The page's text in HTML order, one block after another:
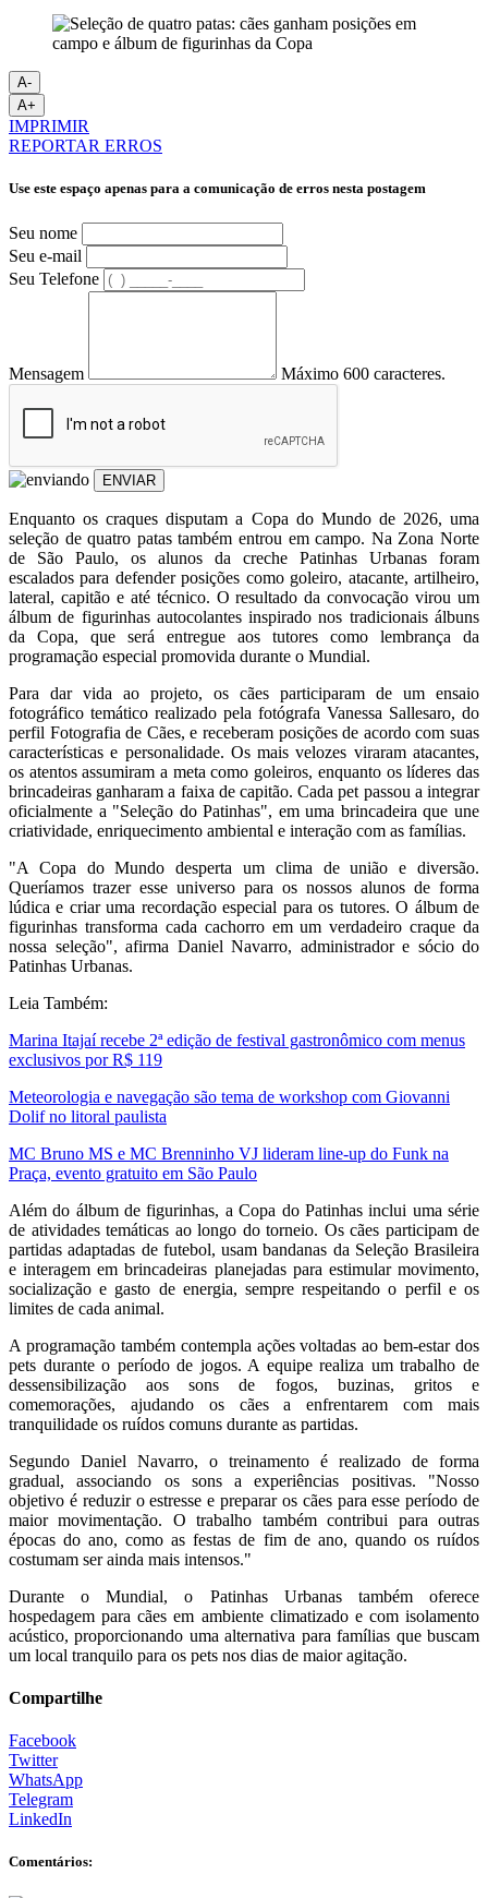
A-
A+
IMPRIMIR
REPORTAR ERROS
Use este espaço apenas para a comunicação de erros nesta postagem
Seu nome
Seu e-mail
Seu Telefone
Mensagem Máximo 600 caracteres.
ENVIAR
Enquanto os craques disputam a Copa do Mundo de 2026, uma
seleção de quatro patas também entrou em campo. Na Zona Norte
de São Paulo, os alunos da creche Patinhas Urbanas foram
escalados para defender posições como goleiro, atacante, artilheiro,
lateral, capitão e até técnico. O resultado da convocação virou um
álbum de figurinhas autocolantes inspirado nos tradicionais álbuns
da Copa, que será entregue aos tutores como lembrança da
programação especial promovida durante o Mundial.
Para dar vida ao projeto, os cães participaram de um ensaio
fotográfico temático realizado pela fotógrafa Vanessa Sallesaro, do
perfil Fotografia de Cães, e receberam posições de acordo com suas
características e personalidade. Os mais velozes viraram atacantes,
os atentos assumiram a meta como goleiros, enquanto os líderes das
brincadeiras ganharam a faixa de capitão. Cada pet passou a integrar
oficialmente a "Seleção do Patinhas", em uma brincadeira que une
criatividade, enriquecimento ambiental e interação com as famílias.
"A Copa do Mundo desperta um clima de união e diversão.
Queríamos trazer esse universo para os nossos alunos de forma
lúdica e criar uma recordação especial para os tutores. O álbum de
figurinhas transforma cada cachorro em um verdadeiro craque da
nossa seleção", afirma Daniel Navarro, administrador e sócio do
Patinhas Urbanas.
Leia Também:
Marina Itajaí recebe 2ª edição de festival gastronômico com menus
exclusivos por R$ 119
Meteorologia e navegação são tema de workshop com Giovanni
Dolif no litoral paulista
MC Bruno MS e MC Brenninho VJ lideram line-up do Funk na
Praça, evento gratuito em São Paulo
Além do álbum de figurinhas, a Copa do Patinhas inclui uma série
de atividades temáticas ao longo do torneio. Os cães participam de
partidas adaptadas de futebol, usam bandanas da Seleção Brasileira
e interagem em brincadeiras planejadas para estimular movimento,
socialização e gasto de energia, sempre respeitando o perfil e os
limites de cada animal.
A programação também contempla ações voltadas ao bem-estar dos
pets durante o período de jogos. A equipe realiza um trabalho de
dessensibilização aos sons de fogos, buzinas, gritos e
comemorações, ajudando os cães a enfrentarem com mais
tranquilidade os ruídos comuns durante as partidas.
Segundo Daniel Navarro, o treinamento é realizado de forma
gradual, associando os sons a experiências positivas. "Nosso
objetivo é reduzir o estresse e preparar os cães para esse período de
maior movimentação. O trabalho também contribui para outras
épocas do ano, como as festas de fim de ano, quando os ruídos
costumam ser ainda mais intensos."
Durante o Mundial, o Patinhas Urbanas também oferece
hospedagem para cães em ambiente climatizado e com isolamento
acústico, proporcionando uma alternativa para famílias que buscam
um local tranquilo para os pets nos dias de maior agitação.
Compartilhe
Facebook
Twitter
WhatsApp
Telegram
LinkedIn
Comentários: